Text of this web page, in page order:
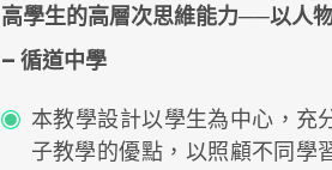
高學生的高層次思維能力──以人
– 循道中學
本教學設計以學生為中心，充
子教學的優點，以照顧不同學